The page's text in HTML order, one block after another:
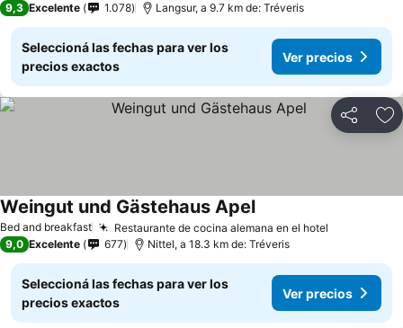
9,3 Excelente 1.078 Langsur, a 9.7 km de: Tréveris
Seleccioná las fechas para ver los
precios exactos
Ver precios
Compartir
Bed and breakfast Restaurante de cocina alemana en el hotel
Weingut und Gästehaus Apel
9,0 Excelente 677 Nittel, a 18.3 km de: Tréveris
Seleccioná las fechas para ver los
precios exactos
Ver precios